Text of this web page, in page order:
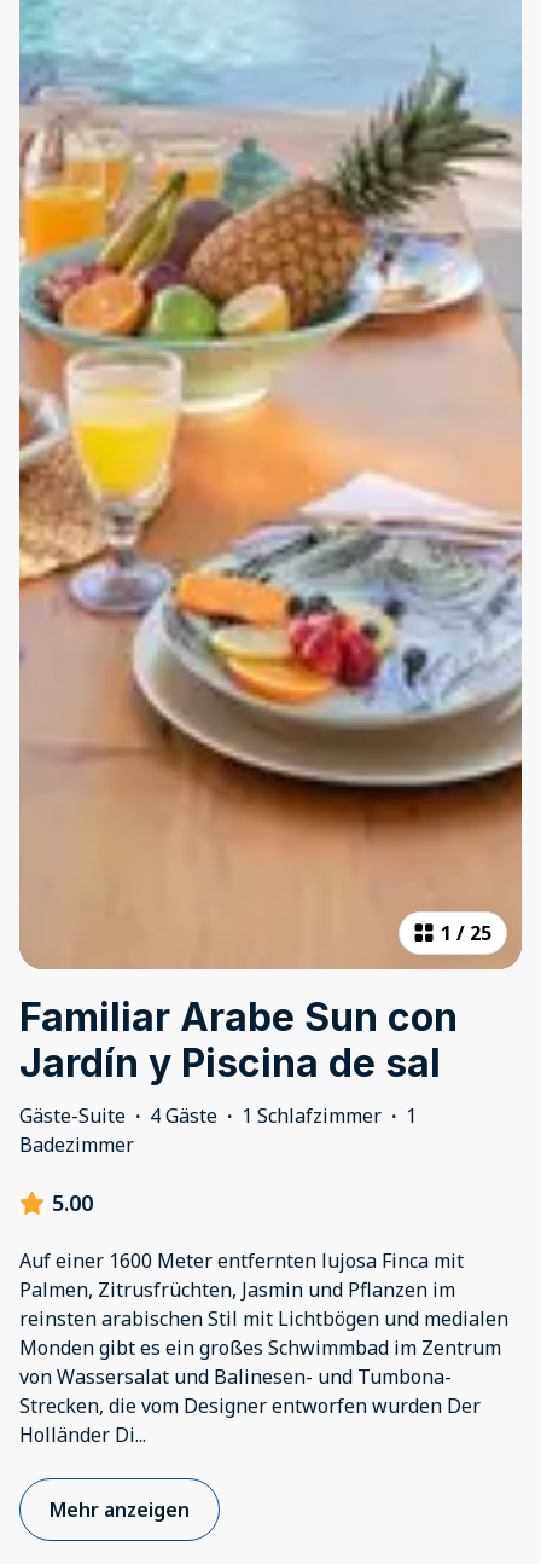
1 / 25
Familiar Arabe Sun con
Jardín y Piscina de sal
Gäste-Suite · 4 Gäste · 1 Schlafzimmer · 1
Badezimmer
5.00
Auf einer 1600 Meter entfernten lujosa Finca mit
Palmen, Zitrusfrüchten, Jasmin und Pflanzen im
reinsten arabischen Stil mit Lichtbögen und medialen
Monden gibt es ein großes Schwimmbad im Zentrum
von Wassersalat und Balinesen- und Tumbona-
Strecken, die vom Designer entworfen wurden Der
Holländer Di...
Mehr anzeigen